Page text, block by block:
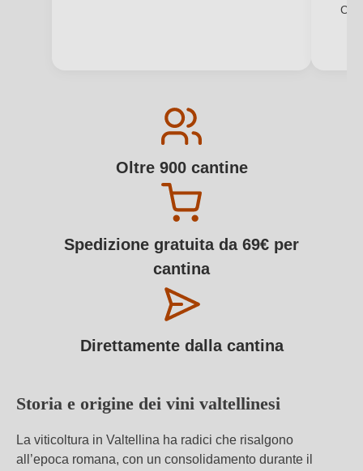
Oltre 900 cantine
Spedizione gratuita da 69€ per
cantina
Direttamente dalla cantina
Storia e origine dei vini valtellinesi
La viticoltura in Valtellina ha radici che risalgono
all’epoca romana, con un consolidamento durante il